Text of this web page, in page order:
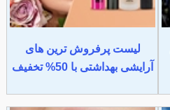
لیست پرفروش ترین های
آرایشی بهداشتی با 50% تخفیف